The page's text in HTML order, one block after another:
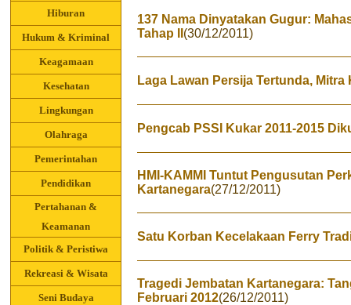
Hiburan
Hukum & Kriminal
Keagamaan
Kesehatan
Lingkungan
Olahraga
Pemerintahan
Pendidikan
Pertahanan &
Keamanan
Politik & Peristiwa
Rekreasi & Wisata
Seni Budaya
137 Nama Dinyatakan Gugur:
Tahap II (30/12/2011)
Laga Lawan Persija Tertunda, Mitra
Pengcab PSSI Kukar 2011-2015
HMI-KAMMI Tuntut Pengusutan
Kartanegara(27/12/2011)
Satu Korban Kecelakaan Ferry
Tragedi Jembatan Kartanegara:
Februari 2012(26/12/2011)